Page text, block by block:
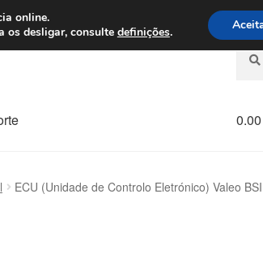
Seg-Sex, das 9h às 16h
por:
0.00
ECU (Unidade de Controlo Eletrónico) Valeo
online.
os desligar, consulte definições.